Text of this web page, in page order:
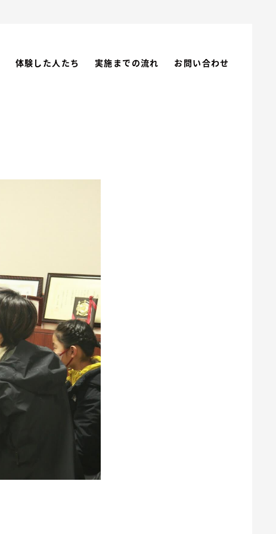
体験した人たち 実施までの流れ お問い合わせ